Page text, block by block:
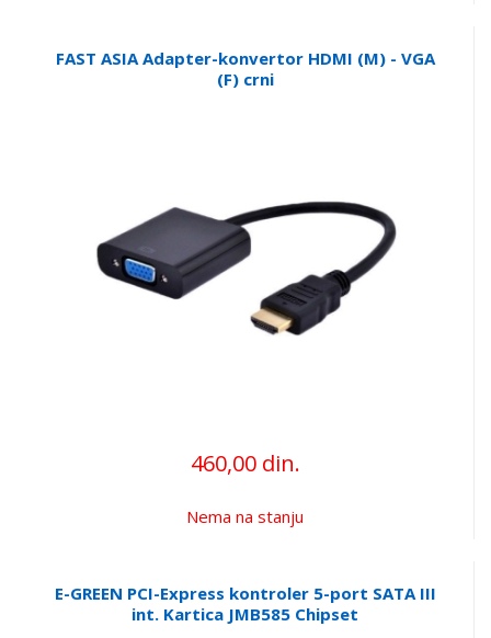
FAST ASIA Adapter-konvertor HDMI (M) - VGA
(F) crni
460,00 din.
Nema na stanju
E-GREEN PCI-Express kontroler 5-port SATA III
int. Kartica JMB585 Chipset